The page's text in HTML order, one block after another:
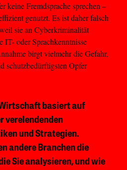
keine Fremdsprache sprechen –
genutzt. Es ist daher falsch
sie an Cyberkriminalität
IT- oder Sprachkenntnisse
birgt vielmehr die Gefahr,
schutzbedürftigsten Opfer
basiert auf
verelendenden
und Strategien.
andere Branchen die
Sie analysieren, und wie